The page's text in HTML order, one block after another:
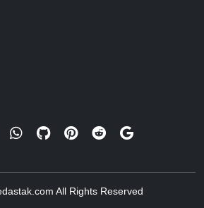
All Rights Reserved